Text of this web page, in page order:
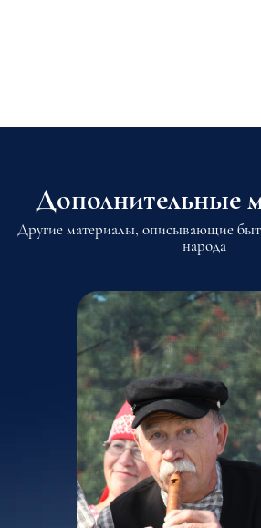
Дополнительные
Другие материалы, описывающие
народа